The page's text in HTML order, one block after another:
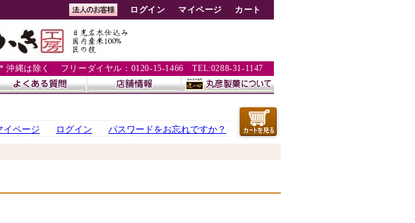
ログイン マイページ カート
縄は除く フリーダイヤル：0120-15-1466 TEL:0288-31-1147
イページ
ログイン パスワードをお忘れですか？